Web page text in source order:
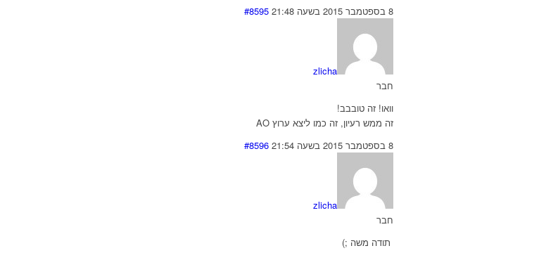
8 בספטמבר 2015 בשעה 21:48
#8595
zlicha
חבר
וואו! זה טובבב!
זה ממש רעיון, זה כמו ליצא ערוץ AO
8 בספטמבר 2015 בשעה 21:54
#8596
zlicha
חבר
תודה משה ;)